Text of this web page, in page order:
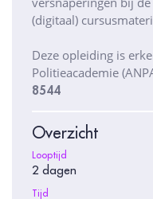
(digitaal)
Deze opleiding is
Politieacademie
8544
Overzicht
Looptijd
2 dagen
Tijd